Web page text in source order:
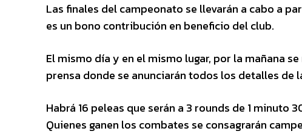
Las finales del campeonato se llevarán a cabo a
es un bono contribución en beneficio del club.
El mismo día y en el mismo lugar, por la mañana
prensa donde se anunciarán todos los detalles de
Habrá 16 peleas que serán a 3 rounds de 1 minuto
Quienes ganen los combates se consagrarán